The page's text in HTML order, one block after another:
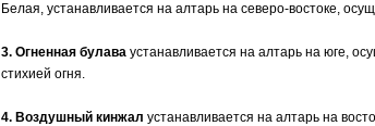
Белая, устанавливается на алтарь на северо-востоке,
3. Огненная булава устанавливается на алтарь на юге,
стихией огня.
4. Воздушный кинжал устанавливается на алтарь на